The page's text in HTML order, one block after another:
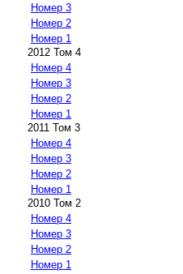
Номер 3
Номер 2
Номер 1
2012 Том 4
Номер 4
Номер 3
Номер 2
Номер 1
2011 Том 3
Номер 4
Номер 3
Номер 2
Номер 1
2010 Том 2
Номер 4
Номер 3
Номер 2
Номер 1